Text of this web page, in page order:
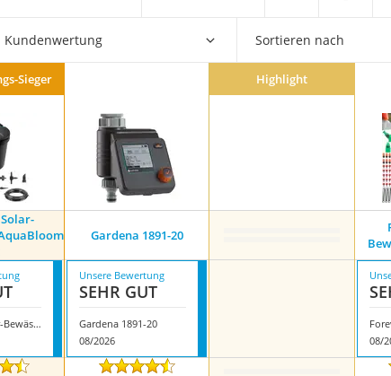
Kundenwertung Sortieren nach
Sieger Highlight
Gardena 1891-20
Gardena Solar-Bewässerung AquaBloom Set
Unsere Bewertung
SEHR GUT
Gardena 1891-20
08/2026
08/